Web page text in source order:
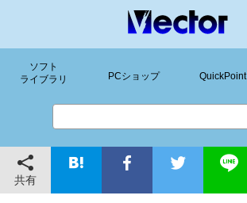
ソフト
ライブラリ
PCショップ QuickPoint
共有